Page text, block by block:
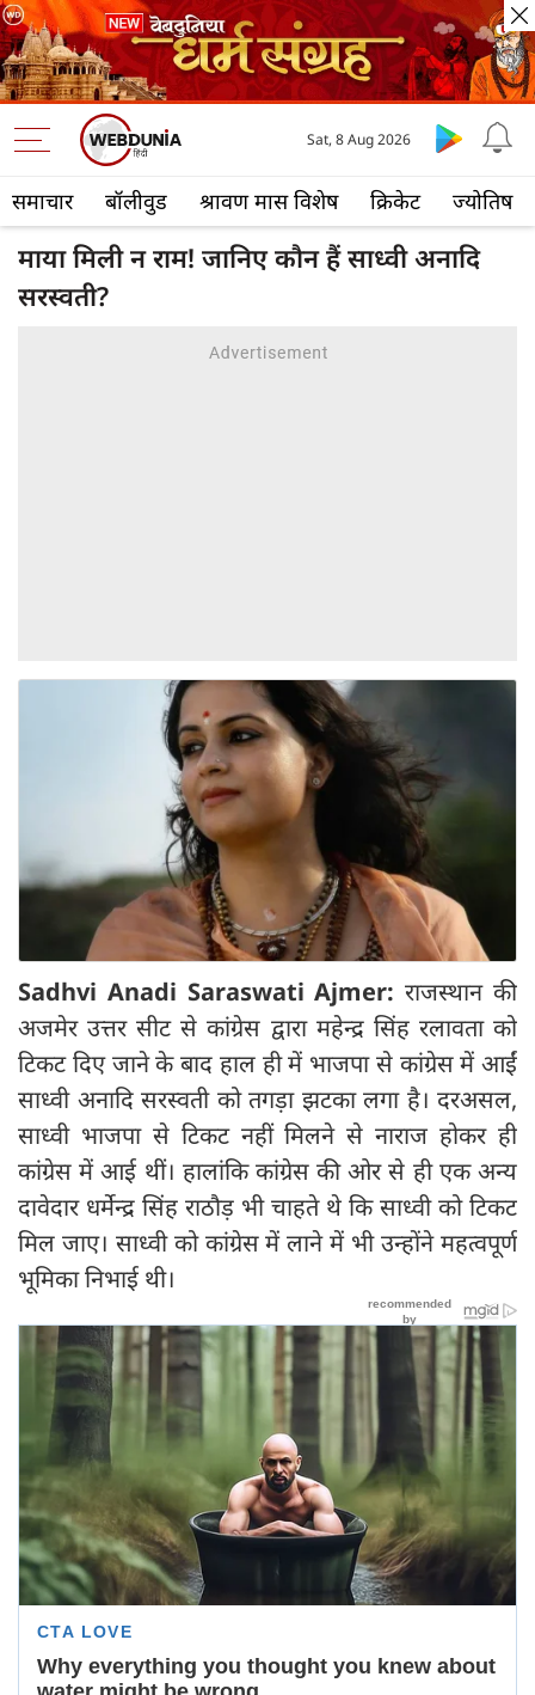
समाचार बॉलीवुड श्रावण मास विशेष क्रिकेट ज्योतिष
Sat, 8 Aug 2026
माया मिली न राम! जानिए कौन हैं साध्वी अनादि
सरस्वती?
Sadhvi Anadi Saraswati Ajmer:राजस्थान की
अजमेर उत्तर सीट से कांग्रेस द्वारा महेन्द्र सिंह रलावता को
टिकट दिए जाने के बाद हाल ही में भाजपा से कांग्रेस में आईं
साध्वी अनादि सरस्वती को तगड़ा झटका लगा है। दरअसल,
साध्वी भाजपा से टिकट नहीं मिलने से नाराज होकर ही
कांग्रेस में आई थीं। हालांकि कांग्रेस की ओर से ही एक अन्य
दावेदार धर्मेन्द्र सिंह राठौड़ भी चाहते थे कि साध्वी को टिकट
मिल जाए। साध्वी को कांग्रेस में लाने में भी उन्होंने महत्वपूर्ण
भूमिका निभाई थी।